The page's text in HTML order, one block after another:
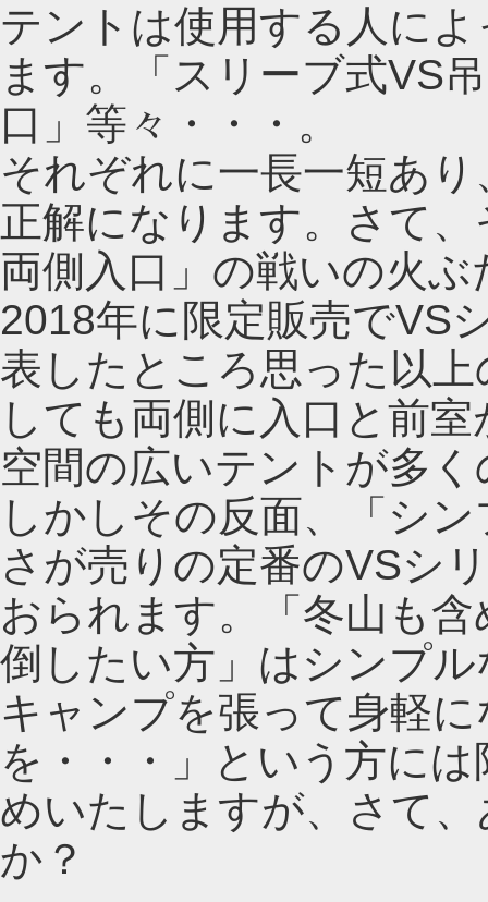
テントは使用する人に
ます。「スリーブ式VS
口」等々・・・。
それぞれに一長一短あ
正解になります。さて
両側入口」の戦いの火
2018年に限定販売でVS
表したところ思った以
しても両側に入口と前
空間の広いテントが多
しかしその反面、「シ
さが売りの定番のVSシ
おられます。「冬山も
倒したい方」はシンプ
キャンプを張って身軽
を・・・」という方に
めいたしますが、さて
か？